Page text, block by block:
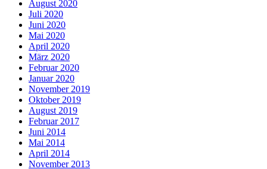
August 2020
Juli 2020
Juni 2020
Mai 2020
April 2020
März 2020
Februar 2020
Januar 2020
November 2019
Oktober 2019
August 2019
Februar 2017
Juni 2014
Mai 2014
April 2014
November 2013